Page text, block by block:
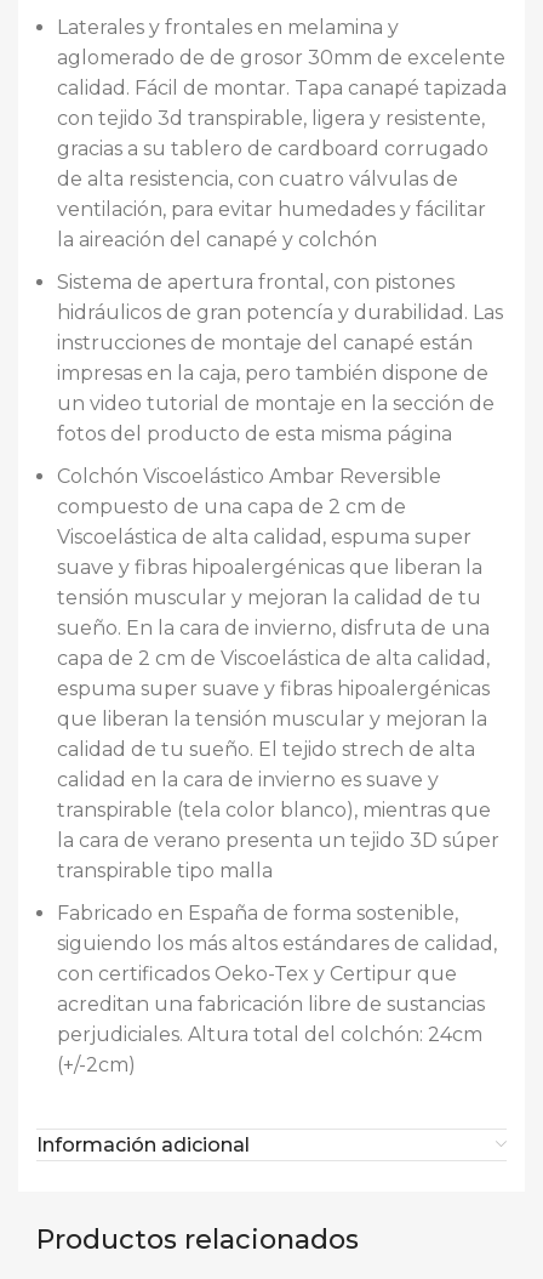
Laterales y frontales en melamina y
aglomerado de de grosor 30mm de excelente
calidad. Fácil de montar. Tapa canapé tapizada
con tejido 3d transpirable, ligera y resistente,
gracias a su tablero de cardboard corrugado
de alta resistencia, con cuatro válvulas de
ventilación, para evitar humedades y fácilitar
la aireación del canapé y colchón
Sistema de apertura frontal, con pistones
hidráulicos de gran potencía y durabilidad. Las
instrucciones de montaje del canapé están
impresas en la caja, pero también dispone de
un video tutorial de montaje en la sección de
fotos del producto de esta misma página
Colchón Viscoelástico Ambar Reversible
compuesto de una capa de 2 cm de
Viscoelástica de alta calidad, espuma super
suave y fibras hipoalergénicas que liberan la
tensión muscular y mejoran la calidad de tu
sueño. En la cara de invierno, disfruta de una
capa de 2 cm de Viscoelástica de alta calidad,
espuma super suave y fibras hipoalergénicas
que liberan la tensión muscular y mejoran la
calidad de tu sueño. El tejido strech de alta
calidad en la cara de invierno es suave y
transpirable (tela color blanco), mientras que
la cara de verano presenta un tejido 3D súper
transpirable tipo malla
Fabricado en España de forma sostenible,
siguiendo los más altos estándares de calidad,
con certificados Oeko-Tex y Certipur que
acreditan una fabricación libre de sustancias
perjudiciales. Altura total del colchón: 24cm
(+/-2cm)
Información adicional
Productos relacionados